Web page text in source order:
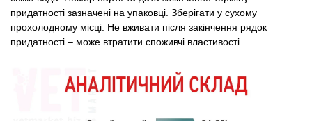
придатності зазначені на упаковці. Зберігати у сухому
прохолодному мiсцi. Не вживати після закінчення рядок
придатності – може втратити споживчі властивості.